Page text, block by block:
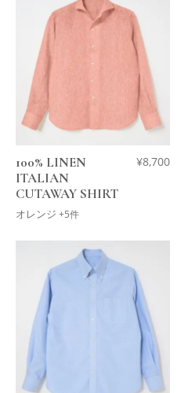
100% LINEN
ITALIAN
CUTAWAY SHIRT
オレンジ +5件
¥8,700